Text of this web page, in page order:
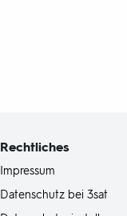
Rechtliches
Impressum
Datenschutz bei 3sat